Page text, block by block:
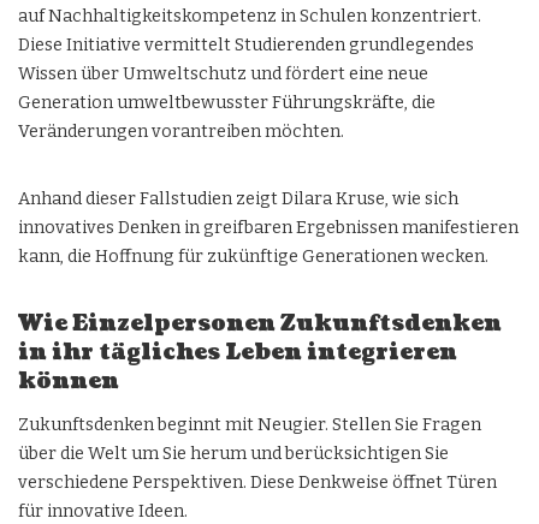
auf Nachhaltigkeitskompetenz in Schulen konzentriert.
Diese Initiative vermittelt Studierenden grundlegendes
Wissen über Umweltschutz und fördert eine neue
Generation umweltbewusster Führungskräfte, die
Veränderungen vorantreiben möchten.
Anhand dieser Fallstudien zeigt Dilara Kruse, wie sich
innovatives Denken in greifbaren Ergebnissen manifestieren
kann, die Hoffnung für zukünftige Generationen wecken.
Wie Einzelpersonen Zukunftsdenken
in ihr tägliches Leben integrieren
können
Zukunftsdenken beginnt mit Neugier. Stellen Sie Fragen
über die Welt um Sie herum und berücksichtigen Sie
verschiedene Perspektiven. Diese Denkweise öffnet Türen
für innovative Ideen.